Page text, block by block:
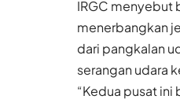
IRGC menyebut
menerbangkan
dari pangkalan
serangan udara
“Kedua pusat ini